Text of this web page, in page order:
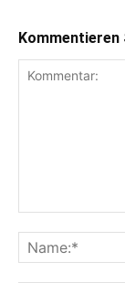
Kommentieren